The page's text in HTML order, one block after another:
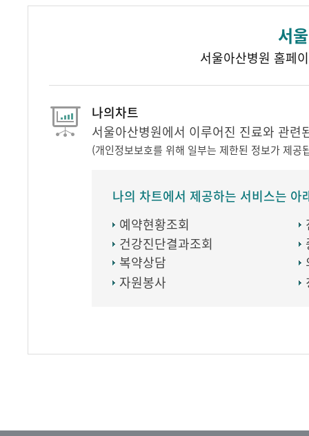
서
서울아산병원 홈페
나의차트
서울아산병원에서 이루어진 진료와 관
(개인정보보호를 위해 일부는 제한된 정보가 제공
나의 차트에서 제공하는 서비스는 아
예약현황조회
건강진단결과조회
복약상담
자원봉사